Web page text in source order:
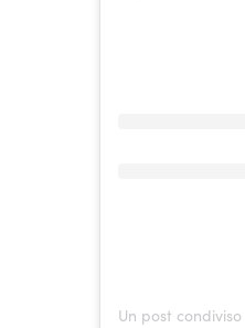
Un post